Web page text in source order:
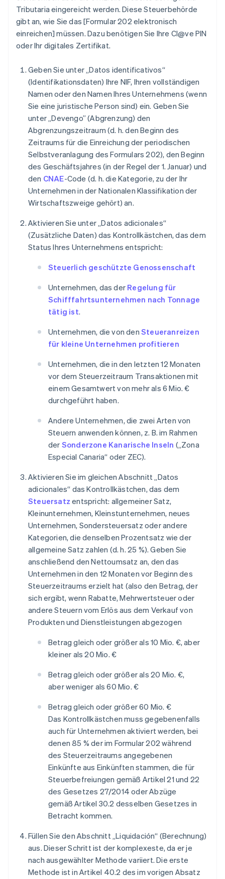
Tributaria eingereicht werden. Diese Steuerbehörde
gibt an, wie Sie das [Formular 202 elektronisch
einreichen] müssen. Dazu benötigen Sie Ihre Cl@ve PIN
oder Ihr digitales Zertifikat.
Geben Sie unter „Datos identificativos“
(Identifikationsdaten) Ihre NIF, Ihren vollständigen
Namen oder den Namen Ihres Unternehmens (wenn
Sie eine juristische Person sind) ein. Geben Sie
unter „Devengo” (Abgrenzung) den
Abgrenzungszeitraum (d. h. den Beginn des
Zeitraums für die Einreichung der periodischen
Selbstveranlagung des Formulars 202), den Beginn
des Geschäftsjahres (in der Regel der 1. Januar) und
den CNAE-Code (d. h. die Kategorie, zu der Ihr
Unternehmen in der Nationalen Klassifikation der
Wirtschaftszweige gehört) an.
Aktivieren Sie unter „Datos adicionales“
(Zusätzliche Daten) das Kontrollkästchen, das dem
Status Ihres Unternehmens entspricht:
Steuerlich geschützte Genossenschaft
Unternehmen, das der Regelung für
Schifffahrtsunternehmen nach Tonnage
tätig ist.
Unternehmen, die von den Steueranreizen
für kleine Unternehmen profitieren
Unternehmen, die in den letzten 12 Monaten
vor dem Steuerzeitraum Transaktionen mit
einem Gesamtwert von mehr als 6 Mio. €
durchgeführt haben.
Andere Unternehmen, die zwei Arten von
Steuern anwenden können, z. B. im Rahmen
der Sonderzone Kanarische Inseln („Zona
Especial Canaria“ oder ZEC).
Aktivieren Sie im gleichen Abschnitt „Datos
adicionales“ das Kontrollkästchen, das dem
Steuersatz entspricht: allgemeiner Satz,
Kleinunternehmen, Kleinstunternehmen, neues
Unternehmen, Sondersteuersatz oder andere
Kategorien, die denselben Prozentsatz wie der
allgemeine Satz zahlen (d. h. 25 %). Geben Sie
anschließend den Nettoumsatz an, den das
Unternehmen in den 12 Monaten vor Beginn des
Steuerzeitraums erzielt hat (also den Betrag, der
sich ergibt, wenn Rabatte, Mehrwertsteuer oder
andere Steuern vom Erlös aus dem Verkauf von
Produkten und Dienstleistungen abgezogen
Betrag gleich oder größer als 10 Mio. €, aber
kleiner als 20 Mio. €
Betrag gleich oder größer als 20 Mio. €,
aber weniger als 60 Mio. €
Betrag gleich oder größer 60 Mio. €
Das Kontrollkästchen muss gegebenenfalls
auch für Unternehmen aktiviert werden, bei
denen 85 % der im Formular 202 während
des Steuerzeitraums angegebenen
Einkünfte aus Einkünften stammen, die für
Steuerbefreiungen gemäß Artikel 21 und 22
des Gesetzes 27/2014 oder Abzüge
gemäß Artikel 30.2 desselben Gesetzes in
Betracht kommen.
Füllen Sie den Abschnitt „Liquidación“ (Berechnung)
aus. Dieser Schritt ist der komplexeste, da er je
nach ausgewählter Methode variiert. Die erste
Methode ist in Artikel 40.2 des im vorigen Absatz